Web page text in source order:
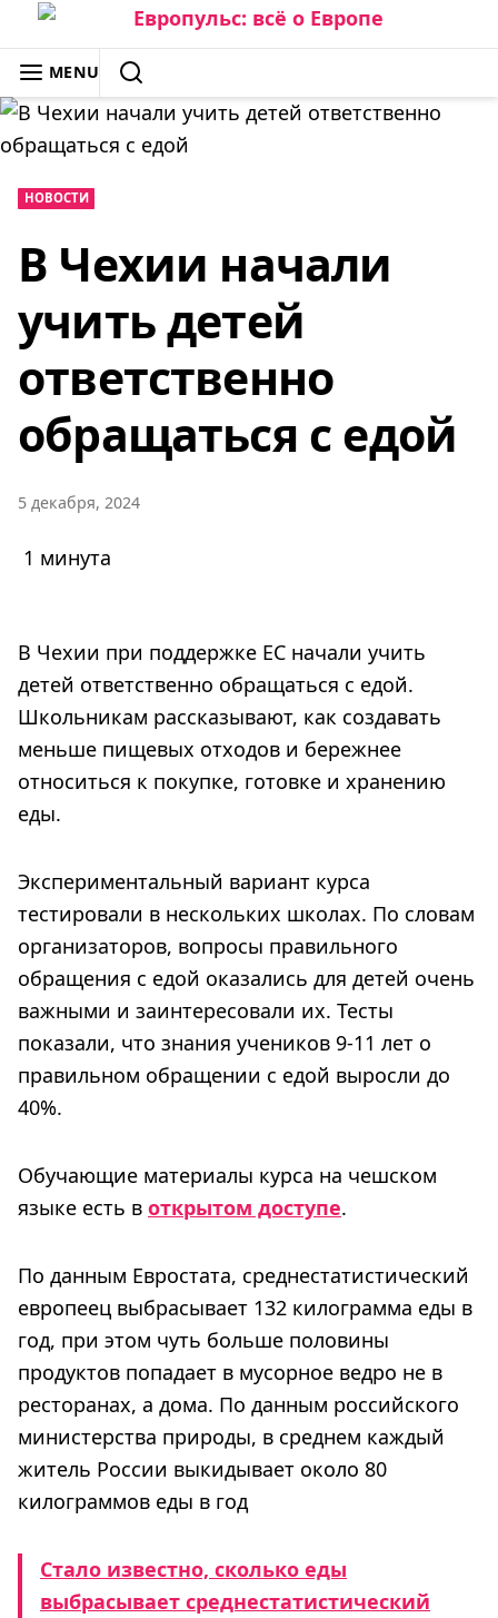
Skip
to
content
ЕВРОПУЛЬС: ВСЁ О ЕВРОПЕ
MENU
SEARCH
НОВОСТИ
В Чехии начали
учить детей
ответственно
обращаться с едой
5 декабря, 2024
1 минута
В Чехии при поддержке ЕС начали учить
детей ответственно обращаться с едой.
Школьникам рассказывают, как создавать
меньше пищевых отходов и бережнее
относиться к покупке, готовке и хранению
еды.
Экспериментальный вариант курса
тестировали в нескольких школах. По словам
организаторов, вопросы правильного
обращения с едой оказались для детей очень
важными и заинтересовали их. Тесты
показали, что знания учеников 9-11 лет о
правильном обращении с едой выросли до
40%.
Обучающие материалы курса на чешском
языке есть в открытом доступе.
По данным Евростата, среднестатистический
европеец выбрасывает 132 килограмма еды в
год, при этом чуть больше половины
продуктов попадает в мусорное ведро не в
ресторанах, а дома. По данным российского
министерства природы, в среднем каждый
житель России выкидывает около 80
килограммов еды в год
Стало известно, сколько еды
выбрасывает среднестатистический